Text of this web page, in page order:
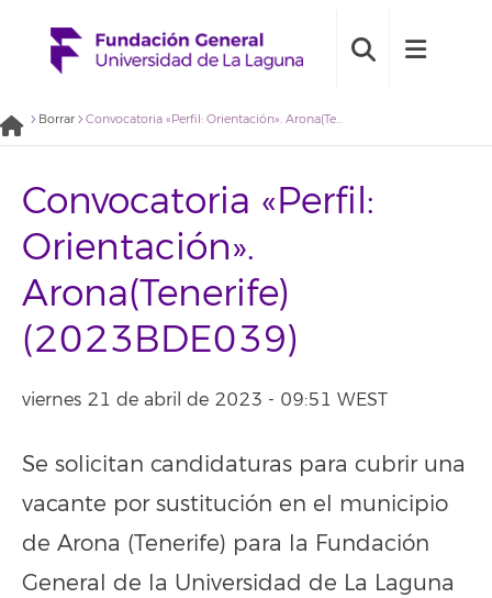
Borrar Convocatoria «Perfil: Orientación». Arona(Tenerife) (2023BDE039)
Convocatoria «Perfil:
Orientación».
Arona(Tenerife)
(2023BDE039)
viernes 21 de abril de 2023 - 09:51 WEST
Se solicitan candidaturas para cubrir una
vacante por sustitución en el municipio
de Arona (Tenerife) para la Fundación
General de la Universidad de La Laguna